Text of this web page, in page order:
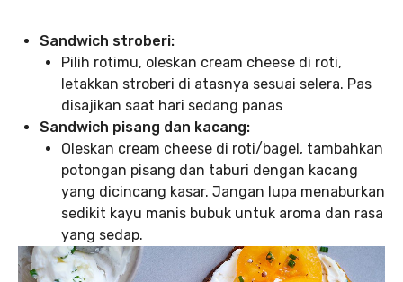
Sandwich stroberi:
Pilih rotimu, oleskan cream cheese di roti,
letakkan stroberi di atasnya sesuai selera. Pas
disajikan saat hari sedang panas
Sandwich pisang dan kacang:
Oleskan cream cheese di roti/bagel, tambahkan
potongan pisang dan taburi dengan kacang
yang dicincang kasar. Jangan lupa menaburkan
sedikit kayu manis bubuk untuk aroma dan rasa
yang sedap.